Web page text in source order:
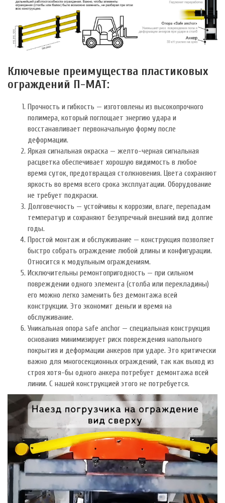
Ключевые преимущества пластиковых
ограждений П-МАТ:
Прочность и гибкость — изготовлены из высокопрочного
полимера, который поглощает энергию удара и
восстанавливает первоначальную форму после
деформации.
Яркая сигнальная окраска — желто-черная сигнальная
расцветка обеспечивает хорошую видимость в любое
время суток, предотвращая столкновения. Цвета сохраняют
яркость во время всего срока эксплуатации. Оборудование
не требует подкраски.
Долговечность — устойчивы к коррозии, влаге, перепадам
температур и сохраняют безупречный внешний вид долгие
годы.
Простой монтаж и обслуживание — конструкция позволяет
быстро собрать ограждение любой длины и конфигурации.
Относится к модульным ограждениям.
Исключительны ремонтопригодность — при сильном
повреждении одного элемента (столба или перекладины)
его можно легко заменить без демонтажа всей
конструкции. Это экономит деньги и время на
обслуживание.
Уникальная опора safe anchor — специальная конструкция
основания минимизирует риск повреждения напольного
покрытия и деформации анкеров при ударе. Это критически
важно для многосекционных ограждений, так как выход из
строя хотя-бы одного анкера потребует демонтажа всей
линии. С нашей конструкцией этого не потребуется.